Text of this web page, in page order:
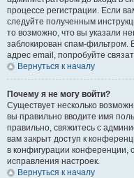
процессе регистрации. Если
следуйте полученным
то возможно, что вы указали
заблокирован спам-фильтром.
адрес email, попробуйте
Вернуться к началу
Почему я не могу войти?
Существует несколько
вы правильно вводите имя
правильно, свяжитесь с
вам закрыт доступ к
в конфигурации конференции,
исправления настроек.
Вернуться к началу